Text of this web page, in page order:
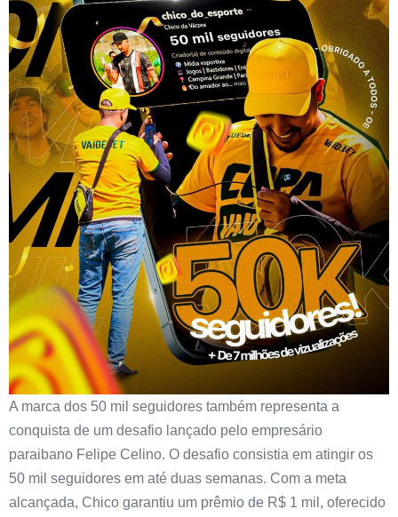
A marca dos 50 mil seguidores também representa a
conquista de um desafio lançado pelo empresário
paraibano Felipe Celino. O desafio consistia em atingir os
50 mil seguidores em até duas semanas. Com a meta
alcançada, Chico garantiu um prêmio de R$ 1 mil, oferecido